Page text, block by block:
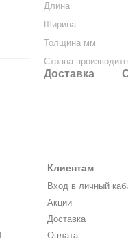
Длина
Ширина
Толщина мм
Страна
Доставка
Клиентам
Вход в личный
Акции
Доставка
Оплата